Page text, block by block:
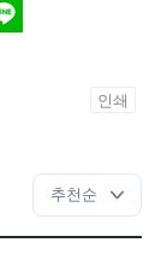
인쇄